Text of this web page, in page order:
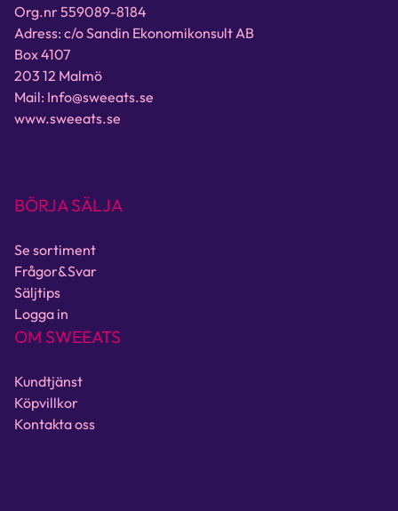
Org.nr 559089-8184
Adress: c/o Sandin Ekonomikonsult AB
Box 4107
203 12 Malmö
Mail: Info@sweeats.se
www.sweeats.se
BÖRJA SÄLJA
Se sortiment
Frågor&Svar
Säljtips
Logga in
OM SWEEATS
Kundtjänst
Köpvillkor
Kontakta oss